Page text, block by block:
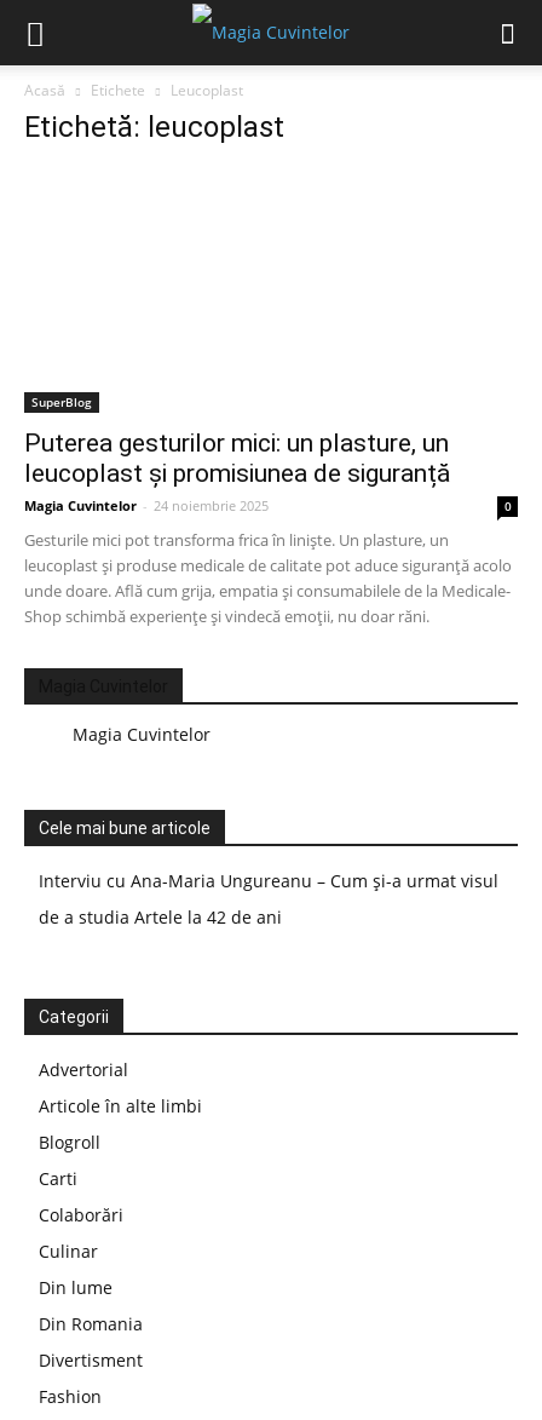
Acasă Etichete Leucoplast
Etichetă: leucoplast
SuperBlog
Puterea gesturilor mici: un plasture, un
leucoplast și promisiunea de siguranță
Magia Cuvintelor - 24 noiembrie 2025 0
Gesturile mici pot transforma frica în liniște. Un plasture, un
leucoplast și produse medicale de calitate pot aduce siguranță acolo
unde doare. Află cum grija, empatia și consumabilele de la Medicale-
Shop schimbă experiențe și vindecă emoții, nu doar răni.
Magia Cuvintelor
Cele mai bune articole
Interviu cu Ana-Maria Ungureanu – Cum și-a urmat visul
de a studia Artele la 42 de ani
Categorii
Advertorial
Articole în alte limbi
Blogroll
Carti
Colaborări
Culinar
Din lume
Din Romania
Divertisment
Fashion